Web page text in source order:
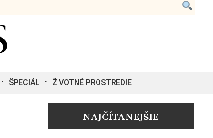
ŠPECIÁL ŽIVOTNÉ PROSTREDIE
NAJČÍTANEJŠIE